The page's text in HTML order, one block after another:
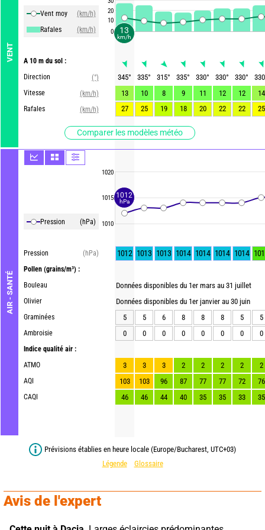
VENT
Vent moy
(km/h)
Rafales
(km/h)
A 10 m du sol :
Direction
(°)
Vitesse
(km/h)
Rafales
(km/h)
Comparer les modèles météo
AIR - SANTÉ
Pression (hPa)
Pression
(hPa)
Pollen (grains/m³) :
Bouleau
Olivier
Graminées
Ambroisie
Indice qualité air :
ATMO
AQI
CAQI
20
10
0
1020
1015
1010
345° 335° 315° 335° 330° 330° 330°
330
13
10 8 9 11 12 12
14
27
25 19 18 20 22 22 25
1012 1013 1013 1014 1014 1014 1014
Données disponibles du 1er mars au 31 juillet
Données disponibles du 1er janvier au 30 juin
5
5 6 8 8 8 5
5
0
0 0 0 0 0 0 0
3 3 3 2 2 2 2
2
103
103 96 87 77 77 72
76
46
46 44 40 35 35 33 35
Prévisions établies en heure locale (Europe/Bucharest, UTC+03)
Légende
Glossaire
Avis de l'expert
13
km/h
1012
hPa